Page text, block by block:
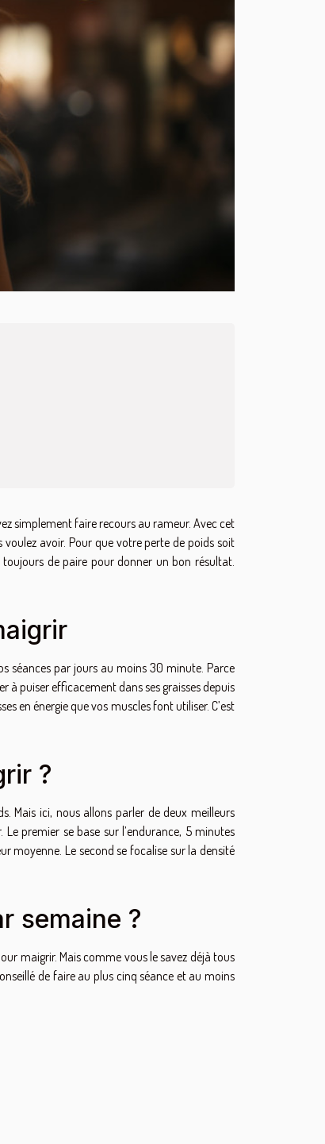
simplement faire recours au rameur. Avec cet
avoir. Pour que votre perte de poids soit
de paire pour donner un bon résultat.
séances par jours au moins 30 minute. Parce
à puiser efficacement dans ses graisses depuis
en énergie que vos muscles font utiliser. C’est
?
Mais ici, nous allons parler de deux meilleurs
premier se base sur l’endurance, 5 minutes
moyenne. Le second se focalise sur la densité
semaine ?
maigrir. Mais comme vous le savez déjà tous
de faire au plus cinq séance et au moins